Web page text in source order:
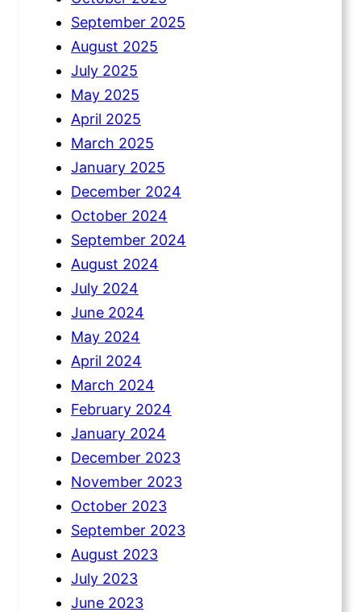
September 2025
August 2025
July 2025
May 2025
April 2025
March 2025
January 2025
December 2024
October 2024
September 2024
August 2024
July 2024
June 2024
May 2024
April 2024
March 2024
February 2024
January 2024
December 2023
November 2023
October 2023
September 2023
August 2023
July 2023
June 2023